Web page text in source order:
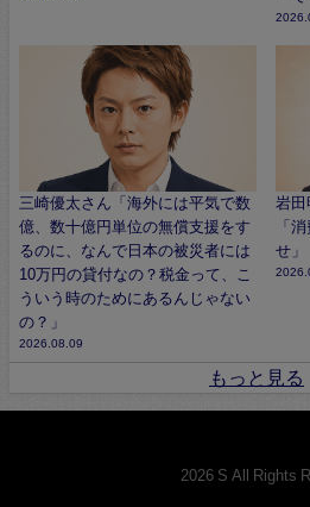
三崎優太さん「海外には平気で数
億、数十億円単位の無償支援をす
るのに、なんで日本の被災者には
10万円の貸付なの？税金って、こ
ういう時のためにあるんじゃない
の？」
2026.08.09
岩田
「
せ」
もっと見る
© 2026 S All Rights